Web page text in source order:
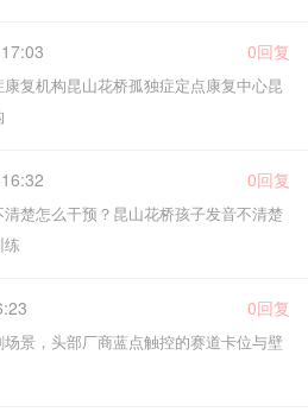
0回复
复机构昆山花桥孤独症定点康复中心昆
0回复
楚怎么干预？昆山花桥孩子发音不清楚
0回复
景，头部厂商蓝点触控的赛道卡位与壁